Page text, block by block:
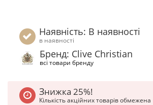
Наявність: В наявності
в наявності
Бренд: Clive Christian
всі товари бренду
Знижка 25%!
Кількість акційних товарів обмежена